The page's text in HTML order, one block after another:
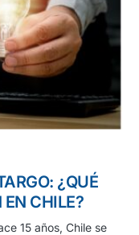
¿QUÉ
CHILE?
15 años, Chile se